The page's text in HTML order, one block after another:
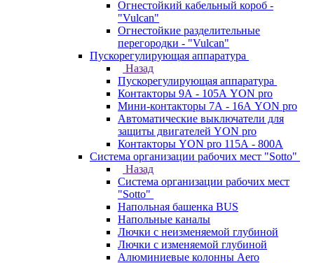
Огнестойкий кабельный короб -
"Vulcan"
Огнестойкие разделительные
перегородки - "Vulcan"
Пускорегулирующая аппаратура
Назад
Пускорегулирующая аппаратура
Контакторы 9А - 105А YON pro
Мини-контакторы 7А - 16А YON pro
Автоматические выключатели для
защиты двигателей YON pro
Контакторы YON pro 115А - 800А
Система организации рабочих мест "Sotto"
Назад
Система организации рабочих мест
"Sotto"
Напольная башенка BUS
Напольные каналы
Лючки с неизменяемой глубиной
Лючки с изменяемой глубиной
Алюминиевые колонны Aero